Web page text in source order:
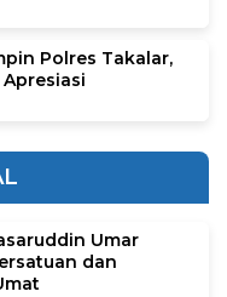
Polres Takalar,
Umar
dan